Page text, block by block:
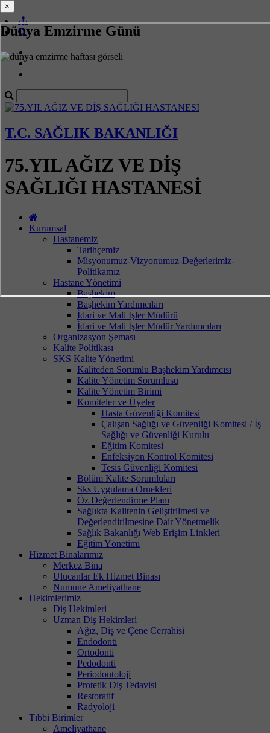
Dünya Emzirme Günü
T.C. SAĞLIK BAKANLIĞI
75.YIL AĞIZ VE DİŞ
SAĞLIĞI HASTANESİ
Kurumsal
Hastanemiz
Tarihçemiz
Misyonumuz-Vizyonumuz-Değerlerimiz-
Politikamız
Hastane Yönetimi
Başhekim
Başhekim Yardımcıları
İdari ve Mali İşler Müdürü
İdari ve Mali İşler Müdür Yardımcıları
Organizasyon Şeması
Kalite Politikası
SKS Kalite Yönetimi
Kaliteden Sorumlu Başhekim Yardımcısı
Kalite Yönetim Sorumlusu
Kalite Yönetim Birimi
Komiteler ve Üyeler
Hasta Güvenliği Komitesi
Çalışan Sağlığı ve Güvenliği Komitesi / İş
Sağlığı ve Güvenliği Kurulu
Eğitim Komitesi
Enfeksiyon Kontrol Komitesi
Tesis Güvenliği Komitesi
Bölüm Kalite Sorumluları
Sks Uygulama Örnekleri
Öz Değerlendirme Planı
Sağlıkta Kalitenin Geliştirilmesi ve
Değerlendirilmesine Dair Yönetmelik
Sağlık Bakanlığı Web Erişim Linkleri
Eğitim Yönetimi
Hizmet Binalarımız
Merkez Bina
Ulucanlar Ek Hizmet Binası
Numune Ameliyathane
Hekimlerimiz
Diş Hekimleri
Uzman Diş Hekimleri
Ağız, Diş ve Çene Cerrahisi
Endodonti
Ortodonti
Pedodonti
Periodontoloji
Protetik Diş Tedavisi
Restoratif
Radyoloji
Tıbbi Birimler
Ameliyathane
×